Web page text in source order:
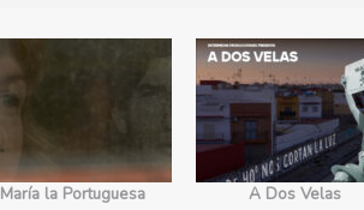
María la Portuguesa A Dos Velas